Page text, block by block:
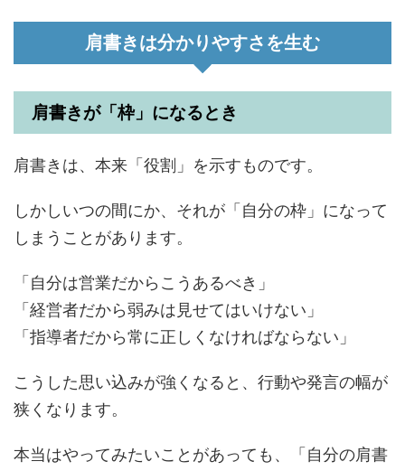
肩書きは分かりやすさを生む
肩書きが「枠」になるとき
肩書きは、本来「役割」を示すものです。
しかしいつの間にか、それが「自分の枠」になって
しまうことがあります。
「自分は営業だからこうあるべき」
「経営者だから弱みは見せてはいけない」
「指導者だから常に正しくなければならない」
こうした思い込みが強くなると、行動や発言の幅が
狭くなります。
本当はやってみたいことがあっても、「自分の肩書